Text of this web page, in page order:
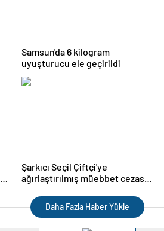
Samsun'da 6 kilogram
uyuşturucu ele geçirildi
Şarkıcı Seçil Çiftçi'ye
ağırlaştırılmış müebbet cezası
Daha Fazla Haber Yükle